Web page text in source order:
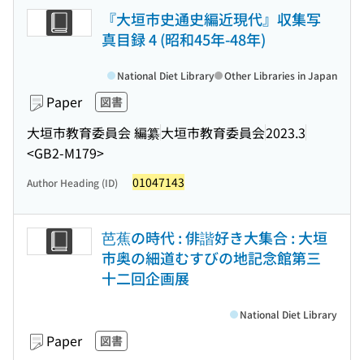
『大垣市史通史編近現代』収集写
真目録 4 (昭和45年-48年)
Paper 図書
大垣市教育委員会 編纂大垣市教育委員会2023.3
<GB2-M179>
National Diet Library Other Libraries in Japan
Author Heading (ID) 01047143
芭蕉の時代 : 俳諧好き大集合 : 大垣
市奥の細道むすびの地記念館第三
十二回企画展
Paper 図書
National Diet Library